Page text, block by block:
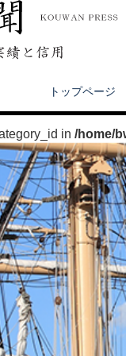
トップページ
in /home/